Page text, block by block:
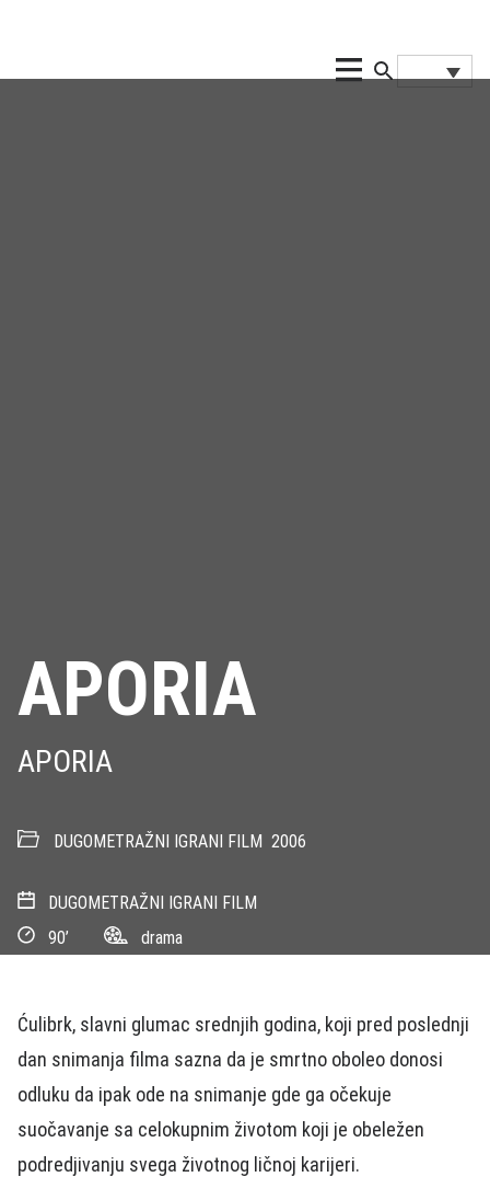
APORIA
APORIA
DUGOMETRAŽNI IGRANI FILM 2006
DUGOMETRAŽNI IGRANI FILM
90’
drama
Ćulibrk, slavni glumac srednjih godina, koji pred poslednji
dan snimanja filma sazna da je smrtno oboleo donosi
odluku da ipak ode na snimanje gde ga očekuje
suočavanje sa celokupnim životom koji je obeležen
podredjivanju svega životnog ličnoj karijeri.